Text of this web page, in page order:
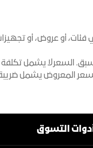
فئات، أو عروض، أو
السعرلا يشمل تكلفة
المعروض يشمل
التسوق